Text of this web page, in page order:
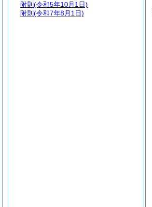
附則 (令和5年10月1日)
附則 (令和7年8月1日)